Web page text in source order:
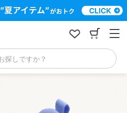
探しですか？